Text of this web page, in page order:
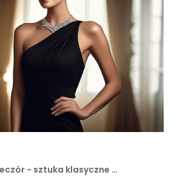
- sztuka klasyczne …